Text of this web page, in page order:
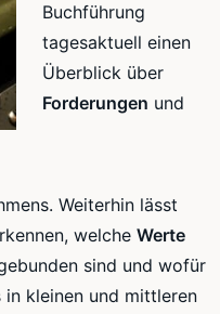
Buchführung
tagesaktuell einen
Überblick über
Forderungen und
Weiterhin lässt
welche Werte
sind und wofür
kleinen und mittleren